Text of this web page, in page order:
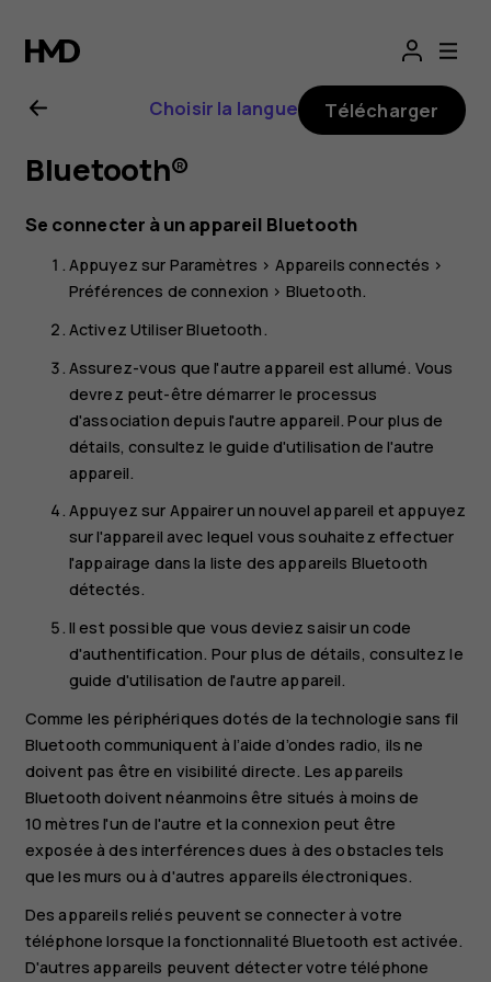
Guide
de
l'utilisateur
Nokia
G22
Choisir la langue Télécharger
Bluetooth®
Se connecter à un appareil Bluetooth
Appuyez sur Paramètres > Appareils connectés >
Préférences de connexion > Bluetooth.
ActivezUtiliser Bluetooth .
Assurez-vous que l'autre appareil est allumé. Vous
devrez peut-être démarrer le processus
d'association depuis l'autre appareil. Pour plus de
détails, consultez le guide d'utilisation de l'autre
appareil.
Appuyez sur Appairer un nouvel appareil et appuyez
sur l'appareil avec lequel vous souhaitez effectuer
l'appairage dans la liste des appareils Bluetooth
détectés.
Il est possible que vous deviez saisir un code
d'authentification. Pour plus de détails, consultez le
guide d'utilisation de l'autre appareil.
Comme les périphériques dotés de la technologie sans fil
Bluetooth communiquent à l’aide d’ondes radio, ils ne
doivent pas être en visibilité directe. Les appareils
Bluetooth doivent néanmoins être situés à moins de
10 mètres l'un de l'autre et la connexion peut être
exposée à des interférences dues à des obstacles tels
que les murs ou à d'autres appareils électroniques.
Des appareils reliés peuvent se connecter à votre
téléphone lorsque la fonctionnalité Bluetooth est activée.
D'autres appareils peuvent détecter votre téléphone